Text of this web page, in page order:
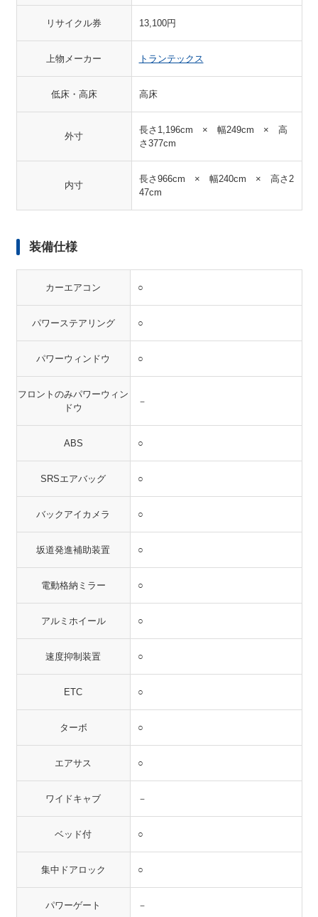
リサイクル券 13,100円
上物メーカー トランテックス
低床・高床 高床
外寸
長さ1,196cm × 幅249cm × 高
さ377cm
内寸
長さ966cm × 幅240cm × 高さ2
47cm
装備仕様
カーエアコン ○
パワーステアリング ○
パワーウィンドウ ○
フロントのみパワーウィン
ドウ
－
ABS ○
SRSエアバッグ ○
バックアイカメラ ○
坂道発進補助装置 ○
電動格納ミラー ○
アルミホイール ○
速度抑制装置 ○
ETC ○
ターボ ○
エアサス ○
ワイドキャブ －
ベッド付 ○
集中ドアロック ○
パワーゲート －